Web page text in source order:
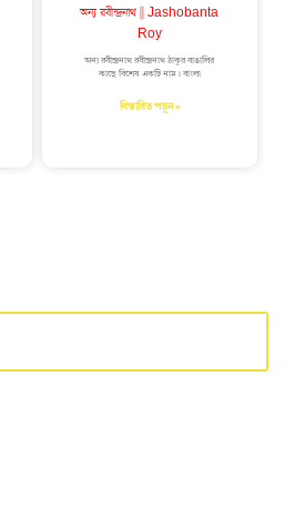
অন্য রবীন্দ্রনাথ || Jashobanta
Roy
অন্য রবীন্দ্রনাথ রবীন্দ্রনাথ ঠাকুর বাঙালির
কাছে বিশেষ একটি নাম। বাংলা
বিস্তারিত পড়ুন »